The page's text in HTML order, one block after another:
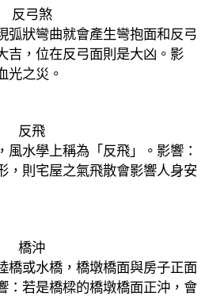
反弓煞
弧狀彎曲就會產生彎抱面和反弓
吉，位在反弓面則是大凶。 影
光之災。
反飛
風水學上稱為「反飛」。 影響：
，則宅屋之氣飛散會影響人身安
橋沖
橋或水橋，橋墩橋面與房子正面
：若是橋樑的橋墩橋面正沖，會